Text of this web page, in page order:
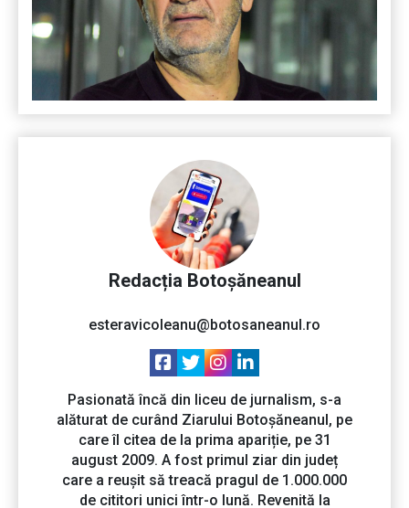
Redacția Botoșăneanul
esteravicoleanu@botosaneanul.ro
Pasionată încă din liceu de jurnalism, s-a
alăturat de curând Ziarului Botoșăneanul, pe
care îl citea de la prima apariție, pe 31
august 2009. A fost primul ziar din județ
care a reușit să treacă pragul de 1.000.000
de cititori unici într-o lună. Revenită la